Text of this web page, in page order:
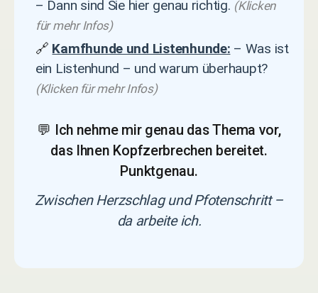
– Dann sind Sie hier genau richtig. (Klicken
für mehr Infos)
🔗 Kamfhunde und Listenhunde: – Was ist
ein Listenhund – und warum überhaupt?
(Klicken für mehr Infos)
💬 Ich nehme mir genau das Thema vor,
das Ihnen Kopfzerbrechen bereitet.
Punktgenau.
Zwischen Herzschlag und Pfotenschritt –
da arbeite ich.